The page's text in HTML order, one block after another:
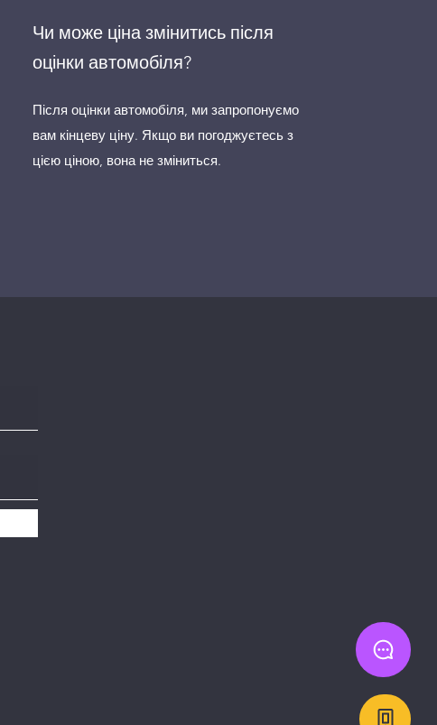
Чи може ціна змінитись після
оцінки автомобіля?
Після оцінки автомобіля, ми запропонуємо
вам кінцеву ціну. Якщо ви погоджуєтесь з
цією ціною, вона не зміниться.